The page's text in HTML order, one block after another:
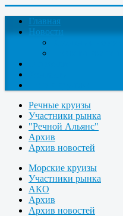
Главная
Новости
Речные круизы
Участники рынка
"Речной Альянс"
Архив
Архив новостей
Морские круизы
Участники рынка
АКО
Архив
Архив новостей